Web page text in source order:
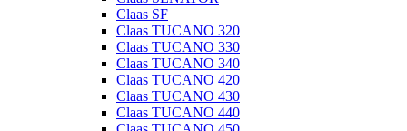
Claas SF
Claas TUCANO 320
Claas TUCANO 330
Claas TUCANO 340
Claas TUCANO 420
Claas TUCANO 430
Claas TUCANO 440